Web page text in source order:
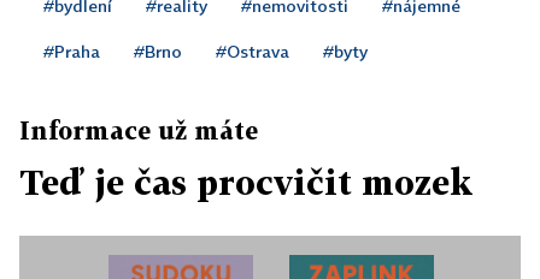
#bydlení #reality #nemovitosti #nájemné
#Praha #Brno #Ostrava #byty
Informace už máte
Teď je čas procvičit mozek